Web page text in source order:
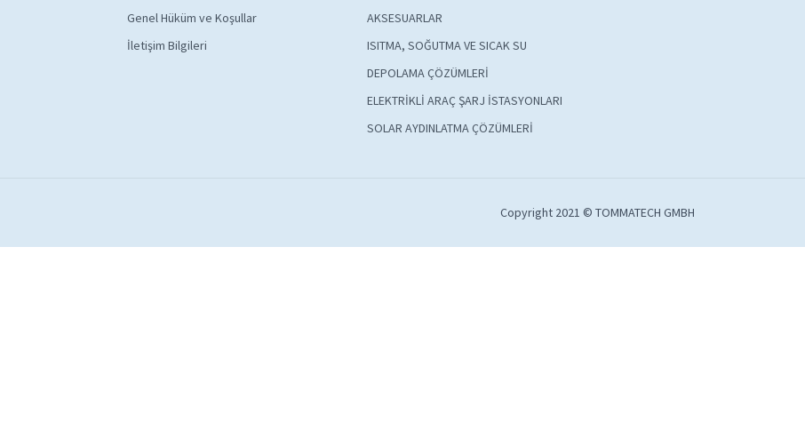
Genel Hüküm ve Koşullar
İletişim Bilgileri
AKSESUARLAR
ISITMA, SOĞUTMA VE SICAK SU
DEPOLAMA ÇÖZÜMLERİ
ELEKTRİKLİ ARAÇ ŞARJ İSTASYONLARI
SOLAR AYDINLATMA ÇÖZÜMLERİ
Copyright 2021 © TOMMATECH GMBH